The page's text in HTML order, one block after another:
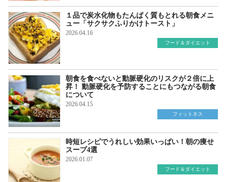
１品で炭水化物もたんぱく質もとれる朝食メニ
ュー「サクサクふりかけトースト」
2026.04.16
フード＆ダイエット
朝食を食べないと動脈硬化のリスクが２倍に上
昇！ 動脈硬化を予防することにもつながる朝食
について
2026.04.15
フィットネス
時短レシピでうれしい効果いっぱい！朝の痩せ
スープ4選
2026.01.07
フード＆ダイエット